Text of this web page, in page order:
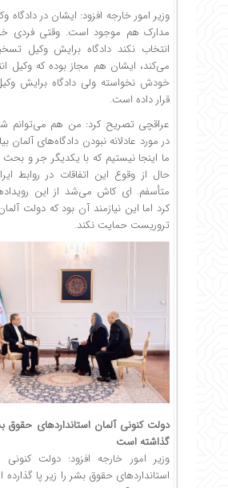
وزیر امور خارجه افزود: ایشان در دادگاه
مدارک هم موجود است. وقتی فردی
انتخاب نکند دادگاه برایش وکیل
می‌کند، ایشان هم مجاز بوده که وکیل
خودش نخواسته ولی دادگاه برایش
قرار داده است.
عراقچی تصریح کرد: من هم می‌توانم
در مورد عادلانه نبودن دادگاه‌های آلمان
ما اینجا نیستیم که با یکدیگر جر و بحث
حال از وقوع این اتفاقات در روابط
متأسفم. ای کاش می‌شد از این
کرد اما این نیازمند آن بود که دولت
تروریست حمایت نکند.
دولت کنونی آلمان استانداردهای حقوق
گذاشته است
وزیر امور خارجه افزود: دولت کنونی
استانداردهای حقوق بشر را زیر پا